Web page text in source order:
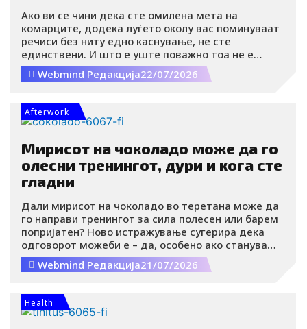
Ако ви се чини дека сте омилена мета на
комарците, додека луѓето околу вас поминуваат
речиси без ниту едно каснување, не сте
единствени. И што е уште поважно тоа не е
случајност. Научниците открија дека комарците
ги избираат своите жртви врз основа на низа
емитува во околината.
Webmind Редакција22/07/2026
Afterwork
Мирисот на чоколадо може да го
олесни тренингот, дури и кога сте
гладни
Дали мирисот на чоколадо во теретана може да
го направи тренингот за сила полесен или барем
попријатен? Ново истражување сугерира дека
одговорот можеби е – да, особено ако станува
збор за темно чоколадо.
Webmind Редакција21/07/2026
Health